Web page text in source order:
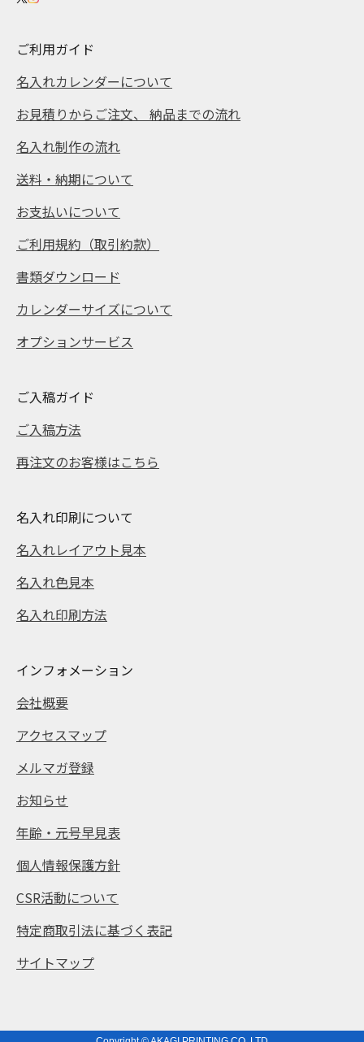
ご利用ガイド
名入れカレンダーについて
お見積りからご注文、 納品までの流れ
名入れ制作の流れ
送料・納期について
お支払いについて
ご利用規約（取引約款）
書類ダウンロード
カレンダーサイズについて
オプションサービス
ご入稿ガイド
ご入稿方法
再注文のお客様はこちら
名入れ印刷について
名入れレイアウト見本
名入れ色見本
名入れ印刷方法
インフォメーション
会社概要
アクセスマップ
メルマガ登録
お知らせ
年齢・元号早見表
個人情報保護方針
CSR活動について
特定商取引法に基づく表記
サイトマップ